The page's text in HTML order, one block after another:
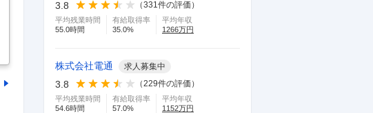
3.8
（331件の評価）
平均残業時間
55.0時間
有給取得率
35.0%
平均年収
1266万円
株式会社電通 求人募集中
3.8 （229件の評価）
平均残業時間
54.6時間
有給取得率
57.0%
平均年収
1152万円